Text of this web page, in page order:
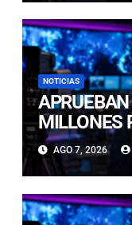
NOTICIAS
MILLONES
AGO 7, 2026